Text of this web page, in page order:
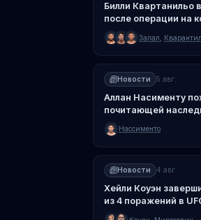
Билли Квартанильо
после операции на
Залал
Новости 5 авг.
Аллан Насименту
почитающей
Нассименто
Новости 4 авг.
Хейли Коуэн
из 4 поражений в